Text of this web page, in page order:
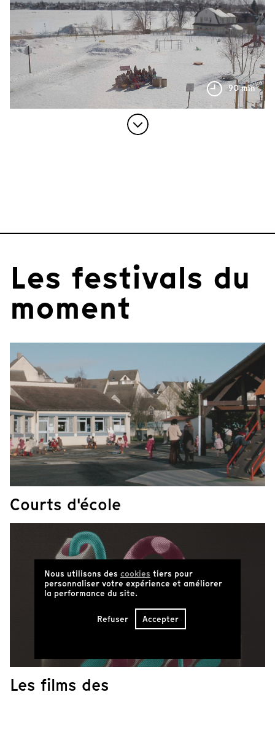
90 min
Les festivals du
moment
Courts d'école
Les films des
Nous utilisons des cookies tiers pour
personnaliser votre expérience et améliorer
la performance du site.
Refuser Accepter